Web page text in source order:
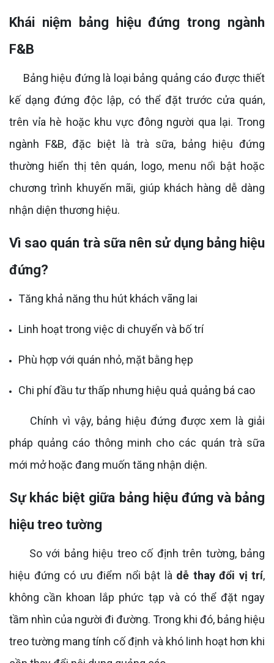
Khái niệm bảng hiệu đứng trong ngành
F&B
Bảng hiệu đứng là loại bảng quảng cáo được thiết
kế dạng đứng độc lập, có thể đặt trước cửa quán,
trên vỉa hè hoặc khu vực đông người qua lại. Trong
ngành F&B, đặc biệt là trà sữa, bảng hiệu đứng
thường hiển thị tên quán, logo, menu nổi bật hoặc
chương trình khuyến mãi, giúp khách hàng dễ dàng
nhận diện thương hiệu.
Vì sao quán trà sữa nên sử dụng bảng hiệu
đứng?
Tăng khả năng thu hút khách vãng lai
Linh hoạt trong việc di chuyển và bố trí
Phù hợp với quán nhỏ, mặt bằng hẹp
Chi phí đầu tư thấp nhưng hiệu quả quảng bá cao
Chính vì vậy, bảng hiệu đứng được xem là giải
pháp quảng cáo thông minh cho các quán trà sữa
mới mở hoặc đang muốn tăng nhận diện.
Sự khác biệt giữa bảng hiệu đứng và bảng
hiệu treo tường
So với bảng hiệu treo cố định trên tường, bảng
hiệu đứng có ưu điểm nổi bật là dễ thay đổi vị trí,
không cần khoan lắp phức tạp và có thể đặt ngay
tầm nhìn của người đi đường. Trong khi đó, bảng hiệu
treo tường mang tính cố định và khó linh hoạt hơn khi